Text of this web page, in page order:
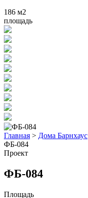
186 м2
площадь
Главная > Дома Барнхаус
ФБ-084
Проект
ФБ-084
Площадь